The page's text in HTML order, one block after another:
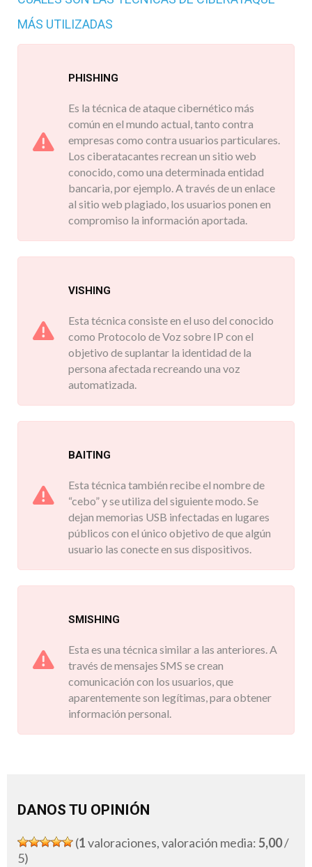
MÁS UTILIZADAS
PHISHING
Es la técnica de ataque cibernético más
común en el mundo actual, tanto contra
empresas como contra usuarios particulares.
Los ciberatacantes recrean un sitio web
conocido, como una determinada entidad
bancaria, por ejemplo. A través de un enlace
al sitio web plagiado, los usuarios ponen en
compromiso la información aportada.
VISHING
Esta técnica consiste en el uso del conocido
como Protocolo de Voz sobre IP con el
objetivo de suplantar la identidad de la
persona afectada recreando una voz
automatizada.
BAITING
Esta técnica también recibe el nombre de
“cebo” y se utiliza del siguiente modo. Se
dejan memorias USB infectadas en lugares
públicos con el único objetivo de que algún
usuario las conecte en sus dispositivos.
SMISHING
Esta es una técnica similar a las anteriores. A
través de mensajes SMS se crean
comunicación con los usuarios, que
aparentemente son legítimas, para obtener
información personal.
DANOS TU OPINIÓN
(1valoraciones, valoración media:5,00/
5)